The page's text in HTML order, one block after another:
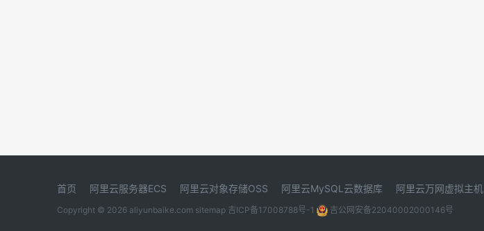
首页 阿里云服务器ECS 阿里云对象存储OSS 阿里云MySQL云数据库 阿里云万网虚拟主机
Copyright © 2026 aliyunbaike.com sitemap 吉ICP备17008788号-1 吉公网安备22040002000146号